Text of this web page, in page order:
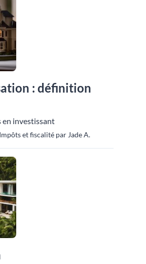
: définition
en investissant
et fiscalité par Jade A.